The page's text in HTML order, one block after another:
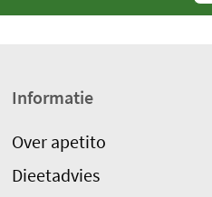
Informatie
Over apetito
Dieetadvies